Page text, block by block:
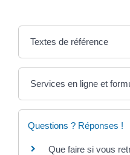
Textes de référence
Services en ligne et
Questions ? Réponses !
Que faire si vous